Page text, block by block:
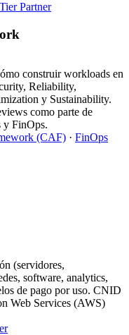
Partner
construir workloads en
Reliability,
y Sustainability.
como parte de
y FinOps.
(CAF) · FinOps
(servidores,
software, analytics,
de pago por uso. CNID
Web Services (AWS)